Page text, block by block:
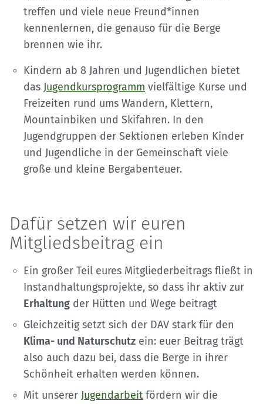
treffen und viele neue Freund*innen
kennenlernen, die genauso für die Berge
brennen wie ihr.
Kindern ab 8 Jahren und Jugendlichen bietet
das Jugendkursprogramm vielfältige Kurse und
Freizeiten rund ums Wandern, Klettern,
Mountainbiken und Skifahren. In den
Jugendgruppen der Sektionen erleben Kinder
und Jugendliche in der Gemeinschaft viele
große und kleine Bergabenteuer.
Dafür setzen wir euren
Mitgliedsbeitrag ein
Ein großer Teil eures Mitgliederbeitrags fließt in
Instandhaltungsprojekte, so dass ihr aktiv zur
Erhaltung der Hütten und Wege beitragt
Gleichzeitig setzt sich der DAV stark für den
Klima- und Naturschutz ein: euer Beitrag trägt
also auch dazu bei, dass die Berge in ihrer
Schönheit erhalten werden können.
Mit unserer Jugendarbeitfördern wir die